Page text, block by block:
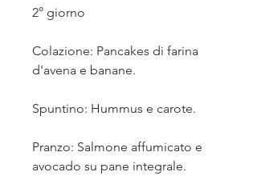
2° giorno
Colazione: Pancakes di farina
d'avena e banane.
Spuntino: Hummus e carote.
Pranzo: Salmone affumicato e
avocado su pane integrale.